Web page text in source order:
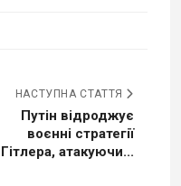
НАСТУПНА СТАТТЯ
Путін відроджує
воєнні стратегії
Гітлера, атакуючи...